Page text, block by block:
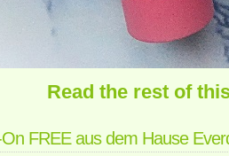
Read the rest of
On FREE aus dem Hause